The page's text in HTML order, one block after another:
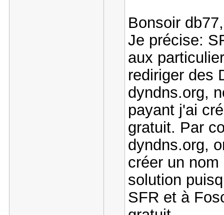
Bonsoir db77,
Je précise:
aux
rediriger des
dyndns.org,
payant j'ai
gratuit. Par
dyndns.org,
créer un
solution
SFR et à